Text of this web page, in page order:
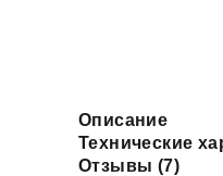
Описание
Технические
Отзывы (7)